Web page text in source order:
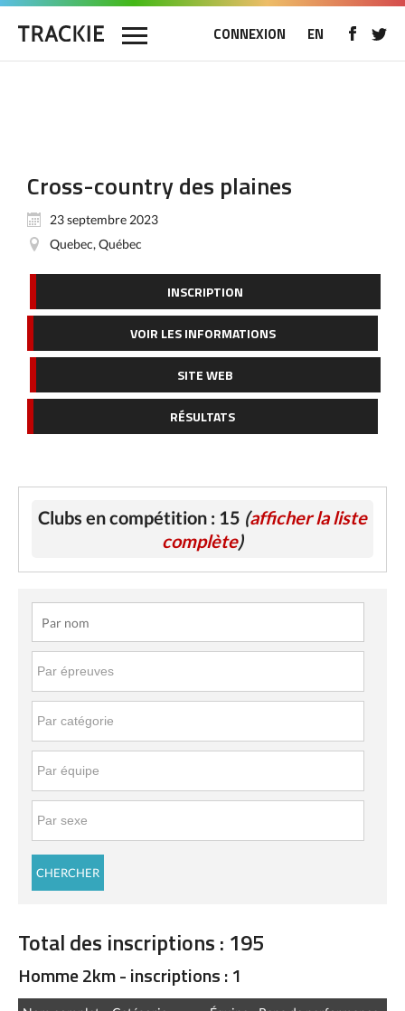
CONNEXION EN
Cross-country des plaines
23 septembre 2023
Quebec, Québec
INSCRIPTION
VOIR LES INFORMATIONS
SITE WEB
RÉSULTATS
Clubs en compétition : 15 (afficher la liste
complète)
Total des inscriptions : 195
Homme 2km - inscriptions : 1